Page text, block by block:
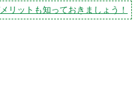
リットも知っておきましょう！